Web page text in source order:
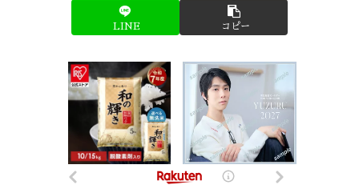
LINE コピー